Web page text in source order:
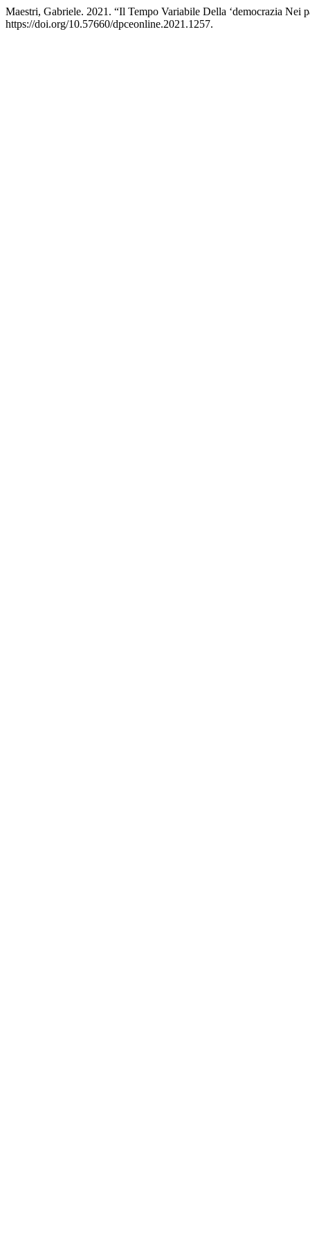
Maestri, Gabriele. 2021. “Il Tempo Variabile Della ‘democrazia Nei
https://doi.org/10.57660/dpceonline.2021.1257.